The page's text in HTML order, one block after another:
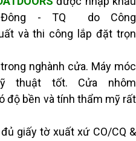
- TQ do Công
và thi công lắp đặt trọn
nghành cửa. Máy móc
thuật tốt. Cửa nhôm
độ bền và tính thẩm mỹ rất
giấy tờ xuất xứ CO/CQ &